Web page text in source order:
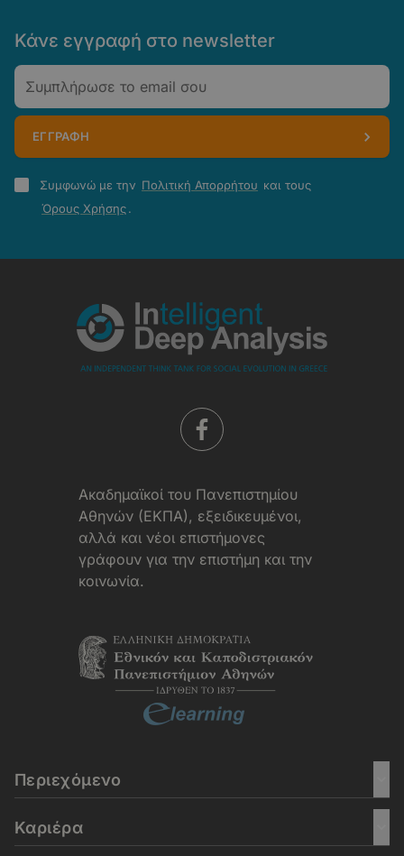
Κάνε εγγραφή στο newsletter
Email
ΕΓΓΡΑΦΗ
Πολιτική
Απορρήτου
Συμφωνώ με την Πολιτική Απορρήτου και τους
Όρους Χρήσης.
Aκαδημαϊκοί του Πανεπιστημίου
Αθηνών (ΕΚΠΑ), εξειδικευμένοι,
αλλά και νέοι επιστήμονες
γράφουν για την επιστήμη και την
κοινωνία.
Περιεχόμενο
Καριέρα